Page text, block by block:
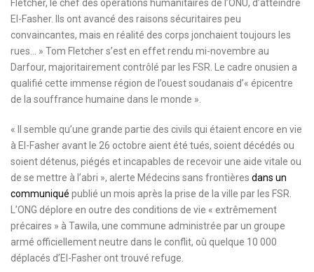
Fletcher, le chef des opérations humanitaires de l’ONU, d’atteindre
El-Fasher. Ils ont avancé des raisons sécuritaires peu
convaincantes, mais en réalité des corps jonchaient toujours les
rues… » Tom Fletcher s’est en effet rendu mi-novembre au
Darfour, majoritairement contrôlé par les FSR. Le cadre onusien a
qualifié cette immense région de l’ouest soudanais d’« épicentre
de la souffrance humaine dans le monde ».
« Il semble qu’une grande partie des civils qui étaient encore en vie
à El-Fasher avant le 26 octobre aient été tués, soient décédés ou
soient détenus, piégés et incapables de recevoir une aide vitale ou
de se mettre à l’abri », alerte Médecins sans frontières dans un
communiqué publié un mois après la prise de la ville par les FSR.
L’ONG déplore en outre des conditions de vie « extrêmement
précaires » à Tawila, une commune administrée par un groupe
armé officiellement neutre dans le conflit, où quelque 10 000
déplacés d’El-Fasher ont trouvé refuge.